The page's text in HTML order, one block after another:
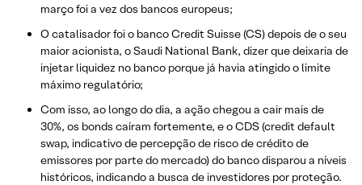
março foi a vez dos bancos europeus;
O catalisador foi o banco Credit Suisse (CS) depois de o seu
maior acionista, o Saudi National Bank, dizer que deixaria de
injetar liquidez no banco porque já havia atingido o limite
máximo regulatório;
Com isso, ao longo do dia, a ação chegou a cair mais de
30%, os bonds caíram fortemente, e o CDS (credit default
swap, indicativo de percepção de risco de crédito de
emissores por parte do mercado) do banco disparou a níveis
históricos, indicando a busca de investidores por proteção.